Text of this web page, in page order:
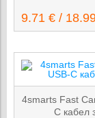
9.71 € /
4smarts Fast
C кабел